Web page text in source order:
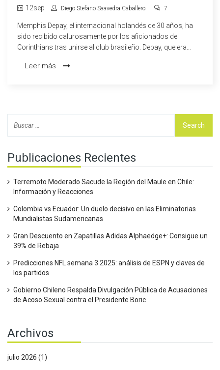
BIENVENIDA ESTELAR
12sep Diego Stefano Saavedra Caballero 7
Memphis Depay, el internacional holandés de 30 años, ha
sido recibido calurosamente por los aficionados del
Corinthians tras unirse al club brasileño. Depay, que era
contrato hasta 2026 y llegó a Sao Paulo en un avión
Leer más
Publicaciones Recientes
Terremoto Moderado Sacude la Región del Maule en Chile:
Información y Reacciones
Colombia vs Ecuador: Un duelo decisivo en las Eliminatorias
Mundialistas Sudamericanas
Gran Descuento en Zapatillas Adidas Alphaedge+: Consigue un
39% de Rebaja
Predicciones NFL semana 3 2025: análisis de ESPN y claves de
los partidos
Gobierno Chileno Respalda Divulgación Pública de Acusaciones
de Acoso Sexual contra el Presidente Boric
Archivos
julio 2026 (1)